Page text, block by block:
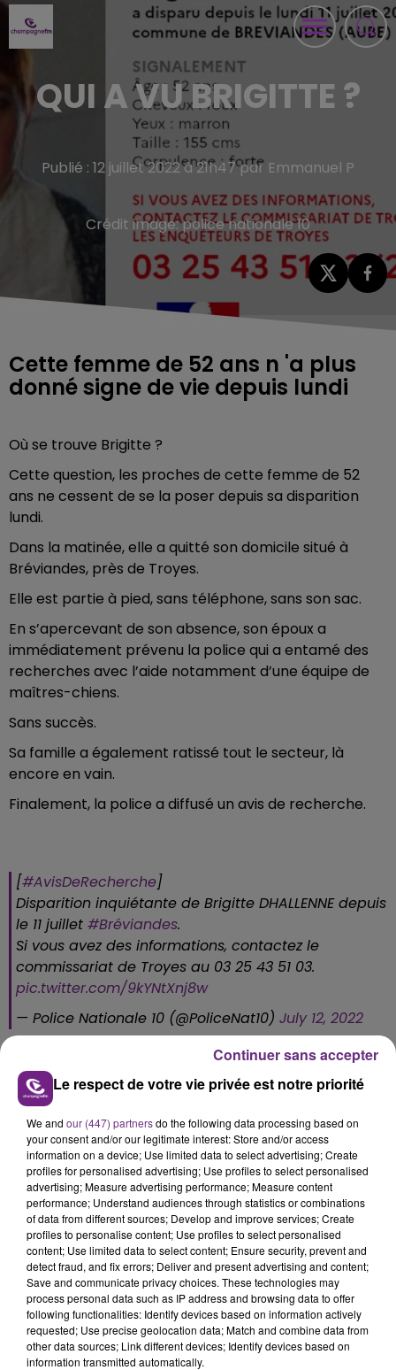
QUI A VU BRIGITTE ?
Publié : 12 juillet 2022 à 21h47 par Emmanuel P
Crédit image:police nationale 10
Cette femme de 52 ans n 'a plus
donné signe de vie depuis lundi
Où se trouve Brigitte ?
Cette question, les proches de cette femme de 52
ans ne cessent de se la poser depuis sa disparition
lundi.
Dans la matinée, elle a quitté son domicile situé à
Bréviandes, près de Troyes.
Elle est partie à pied, sans téléphone, sans son sac.
En s’apercevant de son absence, son époux a
immédiatement prévenu la police qui a entamé des
recherches avec l’aide notamment d’une équipe de
maîtres-chiens.
Sans succès.
Sa famille a également ratissé tout le secteur, là
encore en vain.
Finalement, la police a diffusé un avis de recherche.
[#AvisDeRecherche]
Disparition inquiétante de Brigitte DHALLENNE depuis
le 11 juillet #Bréviandes.
Si vous avez des informations, contactez le
commissariat de Troyes au 03 25 43 51 03.
pic.twitter.com/9kYNtXnj8w
— Police Nationale 10 (@PoliceNat10) July 12, 2022
FIL D'ACTU
7 août 2026
LA CENTRALE NUCLÉAIRE DE CHOOZ
TOUJOURS À L'ARRÊT
Cela fait déjà une semaine que la centrale
Le respect de votre vie privée est notre priorité
We and our (447) partnersdo the following data processing based on
your consent and/or our legitimate interest: Store and/or access
information on a device; Use limited data to select advertising; Create
profiles for personalised advertising; Use profiles to select personalised
advertising; Measure advertising performance; Measure content
performance; Understand audiences through statistics or combinations
of data from different sources; Develop and improve services; Create
profiles to personalise content; Use profiles to select personalised
content; Use limited data to select content; Ensure security, prevent and
detect fraud, and fix errors; Deliver and present advertising and content;
Save and communicate privacy choices. These technologies may
process personal data such as IP address and browsing data to offer
following functionalities: Identify devices based on information actively
requested; Use precise geolocation data; Match and combine data from
other data sources; Link different devices; Identify devices based on
information transmitted automatically.
Continuer sans accepter